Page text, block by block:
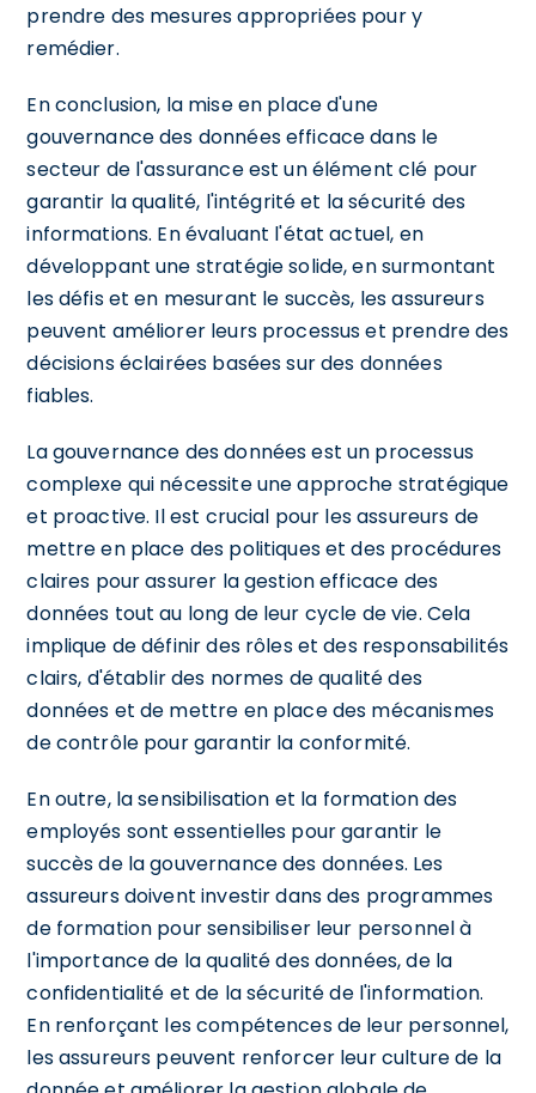
prendre des mesures appropriées pour y
remédier.
En conclusion, la mise en place d'une
gouvernance des données efficace dans le
secteur de l'assurance est un élément clé pour
garantir la qualité, l'intégrité et la sécurité des
informations. En évaluant l'état actuel, en
développant une stratégie solide, en surmontant
les défis et en mesurant le succès, les assureurs
peuvent améliorer leurs processus et prendre des
décisions éclairées basées sur des données
fiables.
La gouvernance des données est un processus
complexe qui nécessite une approche stratégique
et proactive. Il est crucial pour les assureurs de
mettre en place des politiques et des procédures
claires pour assurer la gestion efficace des
données tout au long de leur cycle de vie. Cela
implique de définir des rôles et des responsabilités
clairs, d'établir des normes de qualité des
données et de mettre en place des mécanismes
de contrôle pour garantir la conformité.
En outre, la sensibilisation et la formation des
employés sont essentielles pour garantir le
succès de la gouvernance des données. Les
assureurs doivent investir dans des programmes
de formation pour sensibiliser leur personnel à
l'importance de la qualité des données, de la
confidentialité et de la sécurité de l'information.
En renforçant les compétences de leur personnel,
les assureurs peuvent renforcer leur culture de la